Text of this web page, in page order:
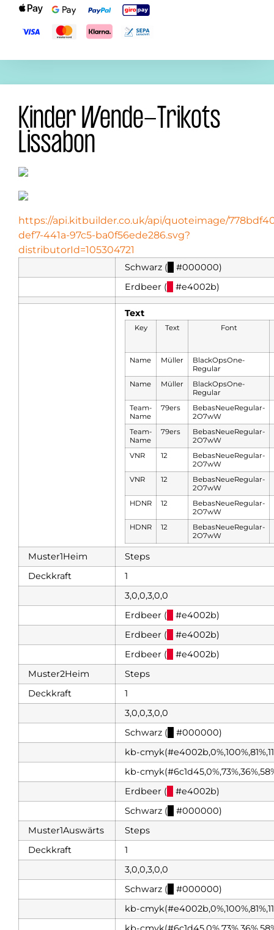
Kinder Wende-Trikots
Lissabon
https://api.kitbuilder.co.uk/api/quoteimage/
def7-441a-97c5-ba0f56ede286.svg?
distributorId=105304721
Schwarz (
#000000)
Erdbeer (
#e4002b)
Text
Key Text Font
Name Müller
BlackOpsOne-
Regular
Name
Müller
BlackOpsOne-
Regular
Team-
Name
79ers
BebasNeueRegular-
2O7wW
Team-
Name
79ers
BebasNeueRegular-
2O7wW
VNR
12
BebasNeueRegular-
2O7wW
VNR
12
BebasNeueRegular-
2O7wW
HDNR
12
BebasNeueRegular-
2O7wW
HDNR
12
BebasNeueRegular-
2O7wW
Muster1Heim
Steps
Deckkraft
1
3,0,0,3,0,0
Erdbeer (
#e4002b)
Erdbeer (
#e4002b)
Erdbeer (
#e4002b)
Muster2Heim
Steps
Deckkraft
1
3,0,0,3,0,0
Schwarz (
#000000)
kb-
kb-
Erdbeer (
#e4002b)
Schwarz (
#000000)
Muster1Auswärts
Steps
Deckkraft
1
3,0,0,3,0,0
Schwarz (
#000000)
kb-